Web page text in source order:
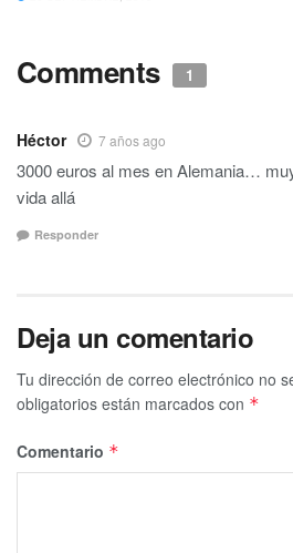
Comments 1
Héctor 7 años ago
3000 euros al mes en Alemania…
vida allá
Responder
Deja un comentario
Tu dirección de correo electrónico no
obligatorios están marcados con *
Comentario *